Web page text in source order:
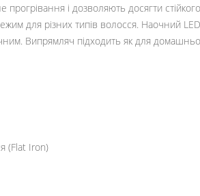
і дозволяють досягти
для різних типів волосся. Наочний
Випрямляч підходить як для
(Flat Iron)